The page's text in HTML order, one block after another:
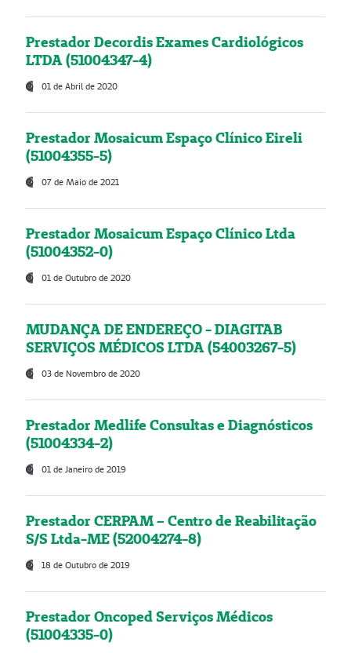
Prestador Decordis Exames Cardiológicos
LTDA (51004347-4)
01 de Abril de 2020
Prestador Mosaicum Espaço Clínico Eireli
(51004355-5)
07 de Maio de 2021
Prestador Mosaicum Espaço Clínico Ltda
(51004352-0)
01 de Outubro de 2020
MUDANÇA DE ENDEREÇO - DIAGITAB
SERVIÇOS MÉDICOS LTDA (54003267-5)
03 de Novembro de 2020
Prestador Medlife Consultas e Diagnósticos
(51004334-2)
01 de Janeiro de 2019
Prestador CERPAM – Centro de Reabilitação
S/S Ltda-ME (52004274-8)
18 de Outubro de 2019
Prestador Oncoped Serviços Médicos
(51004335-0)